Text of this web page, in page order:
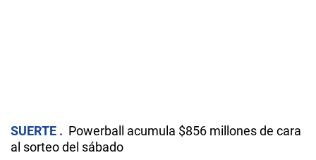
SUERTE
Powerball acumula $856 millones de cara
al sorteo del sábado